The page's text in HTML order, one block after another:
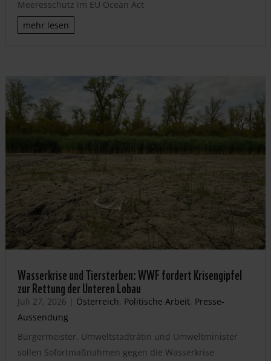
Meeresschutz im EU Ocean Act
mehr lesen
Wasserkrise und Tiersterben: WWF fordert Krisengipfel
zur Rettung der Unteren Lobau
Juli 27, 2026 | Österreich, Politische Arbeit, Presse-
Aussendung
Bürgermeister, Umweltstadträtin und Umweltminister
sollen Sofortmaßnahmen gegen die Wasserkrise